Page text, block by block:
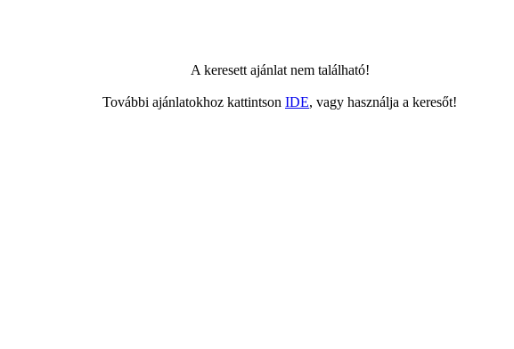
A keresett ajánlat nem található!
További ajánlatokhoz kattintson IDE, vagy használja a keresőt!